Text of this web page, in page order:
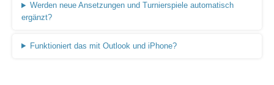
Werden neue Ansetzungen und Turnierspiele automatisch
ergänzt?
Funktioniert das mit Outlook und iPhone?